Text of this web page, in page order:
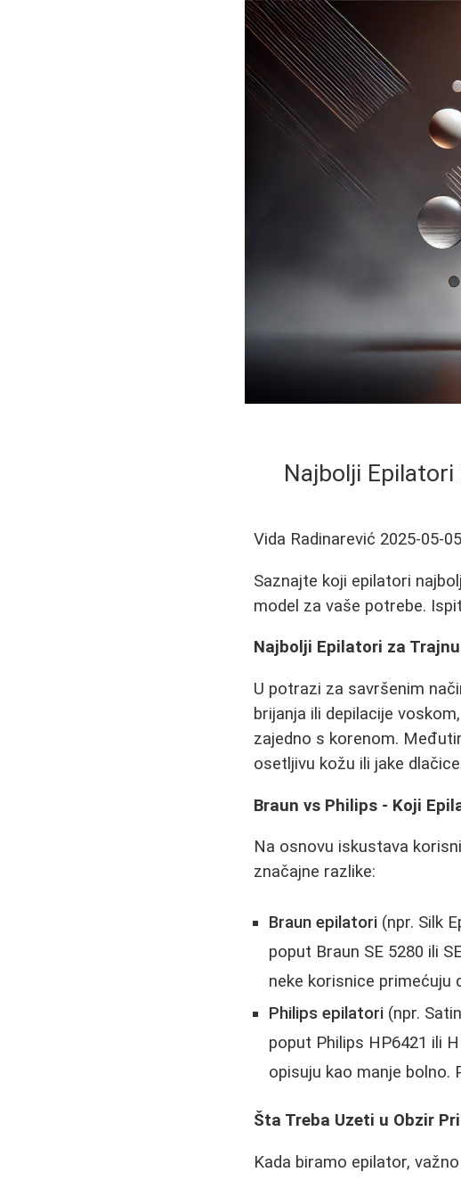
Najbolji
Vida Radinarević 2025-05-05
Saznajte koji epilatori
model za vaše potrebe.
Najbolji Epilatori za
U potrazi za savršenim
brijanja ili depilacije
zajedno s korenom.
osetljivu kožu ili jake
Braun vs Philips - Koji
Na osnovu iskustava
značajne razlike:
Braun epilatori (npr. Silk
poput Braun SE 5280 ili
neke korisnice primećuju
Philips epilatori (npr.
poput Philips HP6421 ili
opisuju kao manje bolno.
Šta Treba Uzeti u Obzir
Kada biramo epilator,